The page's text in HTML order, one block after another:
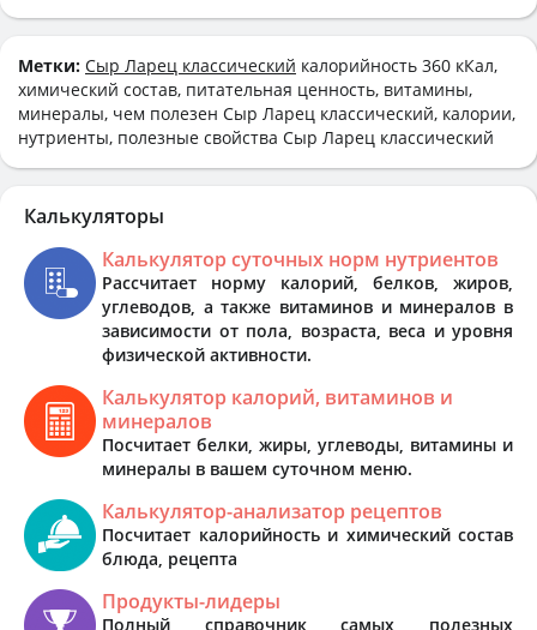
Метки: Сыр Ларец классический калорийность 360 кКал,
химический состав, питательная ценность, витамины,
минералы, чем полезен Сыр Ларец классический, калории,
нутриенты, полезные свойства Сыр Ларец классический
Калькуляторы
Калькулятор суточных норм нутриентов
Рассчитает норму калорий, белков, жиров,
углеводов, а также витаминов и минералов в
зависимости от пола, возраста, веса и уровня
физической активности.
Калькулятор калорий, витаминов и
минералов
Посчитает белки, жиры, углеводы, витамины и
минералы в вашем суточном меню.
Калькулятор-анализатор рецептов
Посчитает калорийность и химический состав
блюда, рецепта
Продукты-лидеры
Полный справочник самых полезных